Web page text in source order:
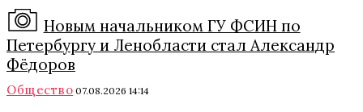
Новым начальником ГУ ФСИН по
Петербургу и Ленобласти стал Александр
Фёдоров
Общество 07.08.2026 14:14